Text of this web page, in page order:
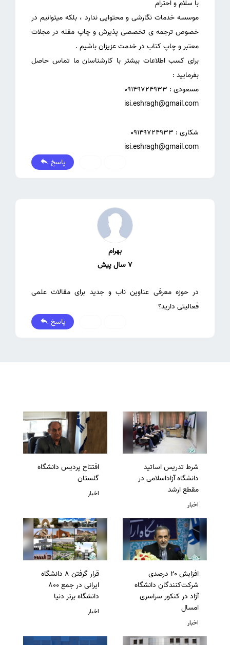
موسسه خدمات نگارشی و محتوایی ندارد ، بلکه میتوانیم در
خصوص ترجمه ی تخصصی پذیرش و چاپ مقله در مجلات
برای کسب اطلاعات بیشتر با کارشناسان ما تماس حاصل
isi.eshragh@gmail.com
پاسخ
بهرام
7 سال پیش
در حوزه معرفی عناوین ناب و جدید برای مقالات علمی
فعالیتی دارید؟
پاسخ
شرط تدریس اساتید
دانشگاه آزاداسلامی در
مقطع ارشد
اخبار
افتتاح پردیس دانشگاه
گلستان
اخبار
افزایش ۲۰ درصدی
شرکت‌کنندگان دانشگاه
آزاد در کنکور سراسری
امسال
اخبار
قرار گرفتن 8 دانشگاه
ایرانی در جمع 800
دانشگاه برتر دنیا
اخبار